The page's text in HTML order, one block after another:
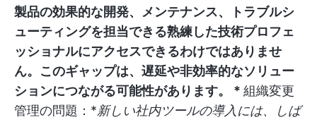
製品の効果的な開発、メンテナンス、トラブルシ
ューティングを担当できる熟練した技術プロフェ
ッショナルにアクセスできるわけではありませ
ん。このギャップは、遅延や非効率的なソリュー
ションにつながる可能性があります。 * 組織変更
管理の問題：*新しい社内ツールの導入には、しば